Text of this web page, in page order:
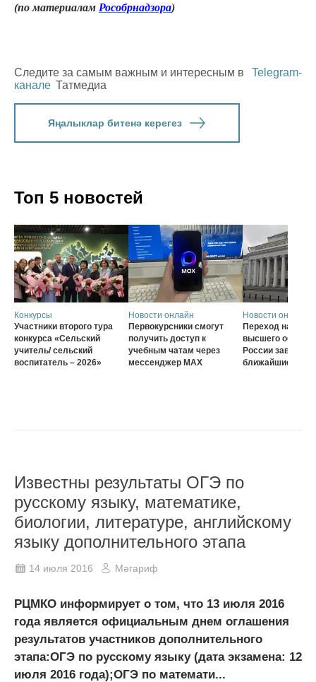
(по материалам Рособрнадзора)
Следите за самым важным и интересным в
Telegram-
канале Татмедиа
Яңалыклар битенә керегез
Топ 5 новостей
Конкурсы
Участники второго тура
конкурса «Сельский
учитель/ сельский
воспитатель – 2026»
Новости онлайн
Первокурсники смогут
получить доступ к
учебным чатам через
мессенджер MAX
Новости онлайн
Переход на
высшего
России
ближайшие три
Известны результаты ОГЭ по
русскому языку, математике,
биологии, литературе, английскому
языку дополнительного этапа
14 июля 2016 Мәгариф
РЦМКО информирует о том, что 13 июля 2016
года является официальным днем оглашения
результатов участников дополнительного
этапа:ОГЭ по русскому языку (дата экзамена: 12
июля 2016 года);ОГЭ по математи...